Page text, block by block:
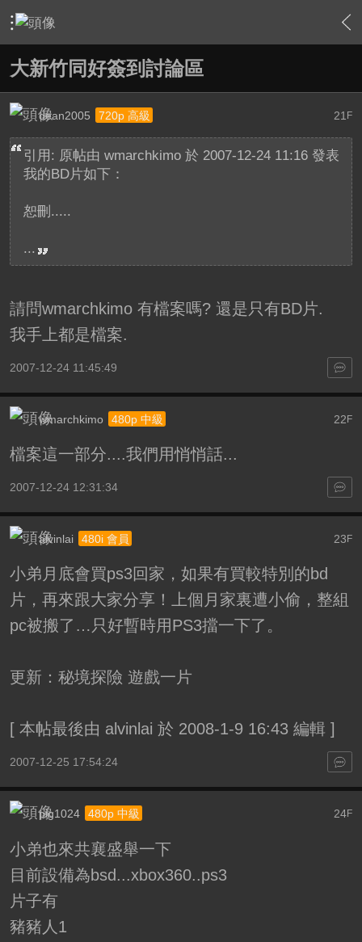
› 家庭劇院 › 家庭劇院相關討論大廳 › 內容
大新竹同好簽到討論區
21 F
dean2005 720p 高級
引用: 原帖由 wmarchkimo於 2007-12-24 11:16 發表
我的BD片如下：
恕刪.....
...
請問wmarchkimo 有檔案嗎? 還是只有BD片.
我手上都是檔案.
2007-12-24 11:45:49
22F
wmarchkimo 480p 中級
檔案這一部分....我們用悄悄話...
2007-12-24 12:31:34
23F
alvinlai 480i 會員
小弟月底會買ps3回家，如果有買較特別的bd
片，再來跟大家分享！上個月家裏遭小偷，整組
pc被搬了…只好暫時用PS3擋一下了。
更新：秘境探險 遊戲一片
[本帖最後由 alvinlai 於 2008-1-9 16:43 編輯 ]
2007-12-25 17:54:24
24F
pig1024 480p 中級
小弟也來共襄盛舉一下
目前設備為bsd...xbox360..ps3
片子有
豬豬人1